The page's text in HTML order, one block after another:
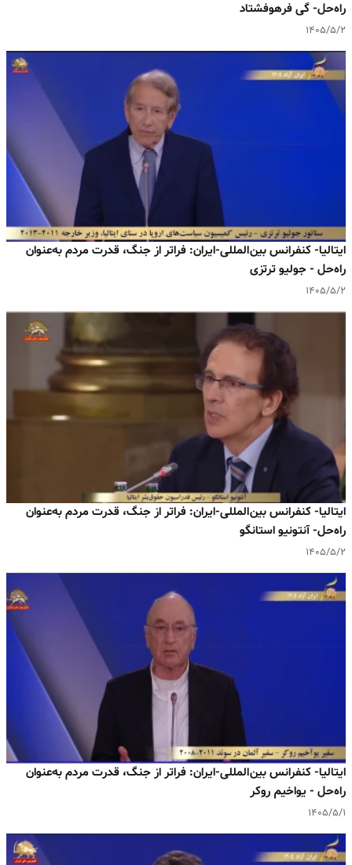
راه‌حل- گی فرهوفشتاد
۱۴۰۵/۵/۲
ایتالیا- کنفرانس بین‌المللی-ایران: فراتر از جنگ، قدرت مردم به‌عنوان
راه‌حل - جولیو ترتزی
۱۴۰۵/۵/۲
ایتالیا- کنفرانس بین‌المللی-ایران: فراتر از جنگ، قدرت مردم به‌عنوان
راه‌حل- آنتونیو استانگو
۱۴۰۵/۵/۲
ایتالیا- کنفرانس بین‌المللی-ایران: فراتر از جنگ، قدرت مردم به‌عنوان
راه‌حل - یواخیم روکر
۱۴۰۵/۵/۱